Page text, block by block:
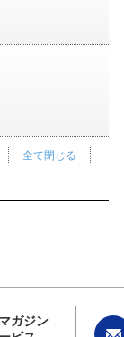
全て閉じる
ガジン